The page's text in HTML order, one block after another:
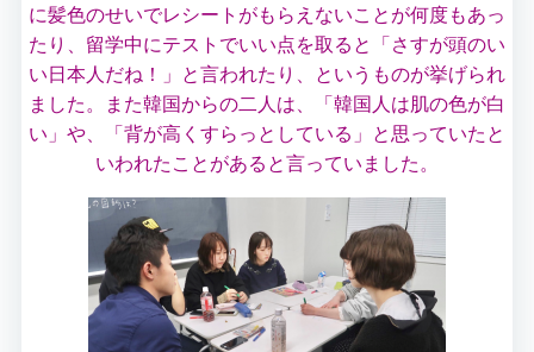
に髪色のせいでレシートがもらえないことが何度もあっ
たり、留学中にテストでいい点を取ると「さすが頭のい
い日本人だね！」と言われたり、というものが挙げられ
ました。また韓国からの二人は、「韓国人は肌の色が白
い」や、「背が高くすらっとしている」と思っていたと
いわれたことがあると言っていました。